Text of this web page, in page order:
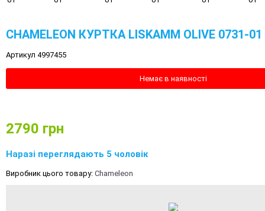
CHAMELEON КУРТКА LISKAMM OLIVE 0731-01
Артикул 4997455
Немає в наявності
2790 грн
Наразі переглядають 5 чоловік
Виробник цього товару: Chameleon